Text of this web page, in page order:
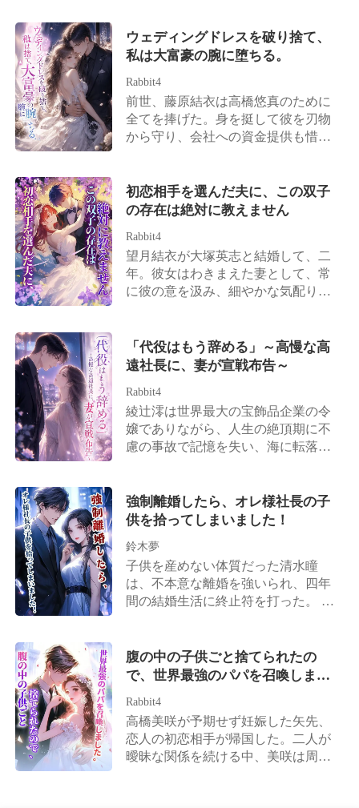
地獄の底から這い上がった. もう, か
つての従順な私ではない. 私は復讐の
鬼となり, 彼に偽りの愛を囁く. 「定
九郎, やり直しましょう」 彼を破滅
させ, 全てを奪い尽くすために.
ての理性的で、美貌と才気を兼ね備
えた「森川医薬」の継承者に戻るこ
とを。 その後。 元夫である黒田玄也
は、一族郎党を引き連れて復縁を懇
願しに跪くこととなる。 しかし、森
川清緒の背後は規格外だった。実父
世界に顔が利き妹を溺愛する腹黒社
長、そして弟は芸能界のドン。 そう
そう……もう一人。「芸能界で真面
目にやらなければ実家の千億の遺産
を継がせる」と脅されており、プラ
イドが高く毒舌だが、誰よりも彼女
には甘い「宿敵」の存在も忘れては
ウェディングドレスを破り捨て、
私は大富豪の腕に堕ちる。
Rabbit4
前世、藤原結衣は高橋悠真のために
全てを捧げた。身を挺して彼を刃物
から守り、会社への資金提供も惜し
もが知っていた。彼が心から想って
いたのは初恋の相手である星野美月
藤原結衣を見捨てて星野美月のもと
へと向かった。 高橋悠真は藤原結衣
に触れようともせず、ただ会社を発
展させるための道具として扱い、最
へと回帰した藤原結衣は、自らウェ
ディング写真を叩き割り、彼女に一
真を切り捨てると、彼はまるで犬の
ように藤原結衣に付きまとい、跪い
て許しを乞うようになった。 藤原結
の腕の中へと飛び込んだ。 その男は
彼女の腰を抱き寄せ、高橋悠真を見
下ろして言い放つ。「藤原結衣は
今、俺の妻だ！」
初恋相手を選んだ夫に、この双子
の存在は絶対に教えません
Rabbit4
望月結衣が大塚英志と結婚して、二
年。彼女はわきまえた妻として、常
に彼の意を汲み、細やかな気配りを
を告げられる日が来ることを、痛い
ほど理解していたからだ。 けれど、
るとは、思いもしなかった。 大塚英
志がずっと心に秘めていた最愛の女
性、坂本真綾。彼女が帰国するや否
や、彼は待ちきれないとばかりに一
が灰に帰した彼女は、静かに背を向
けて彼のもとを去った。 ――それか
ら四年後。彼女は、愛らしい男女の
双子を連れて再び舞い戻ってくる。
彼に見つからないよう細心の注意を
払って身を隠していたにもかかわら
ず、運命は再び二人を無情に引き合
げた。「俺のそばに戻ってきてく
れ。この二人の子供は、俺の実の子
供として愛し育てるから」 双子た
ち：「…………」パパってば、もし
かして目が節穴なの？ だって自分た
ちの顔は、目の前にいる彼とどう見
ても瓜二つなのだから！
「代役はもう辞める」～高慢な高
遠社長に、妻が宣戦布告～
Rabbit4
綾辻澪は世界最大の宝飾品企業の令
嬢でありながら、人生の絶頂期に不
慮の事故で記憶を失い、海に転落し
として尽くした。それでも、彼の心
の中にいる「白月光」の代わりには
に瀕したその時も、彼は元カノを悼
んでいた。——ああ、私はこれほど
までに、憎まれていたのか。 澪の心
は、もう微塵も残っていなかった。
自分を捨てた澪は、才能を武器に華
麗なる復活を遂げる。瞬く間に、世
戻して綾辻家に戻り、さらに男女の
双子を産んだ。 彼女を取り囲む、色
と欲の渦巻く年下男子たち。それを
強制離婚したら、オレ様社長の子
供を拾ってしまいました！
鈴木夢
子供を産めない体質だった清水瞳
は、不本意な離婚を強いられ、四年
間の結婚生活に終止符を打った。 傷
も一人の男の赤ん坊を拾うことにな
る。 孤独を埋めたいという私心か
し、育てることを決意した。 それか
ら四年後。清水瞳が暮らすアパート
の階下に、ピカピカに磨き上げられ
た高級車の車列が止まった。 天草蓮
腹の中の子供ごと捨てられたの
で、世界最強のパパを召喚しまし
Rabbit4
高橋美咲が予期せず妊娠した矢先、
恋人の初恋相手が帰国した。二人が
曖昧な関係を続ける中、美咲は周囲